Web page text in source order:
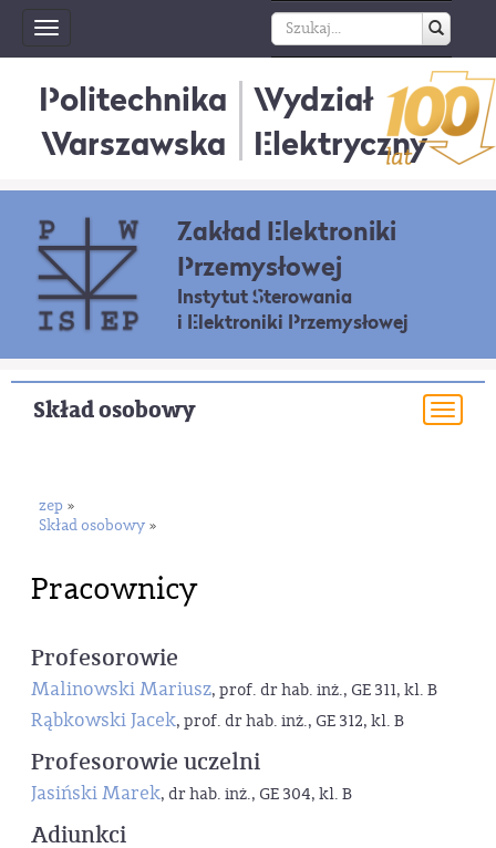
Toggle
navigation
Politechnika
Warszawska
Wydział
Elektryczny
Zakład Elektroniki
Przemysłowej
Instytut Sterowania
i Elektroniki Przemysłowej
Skład osobowy
zep »
Skład osobowy »
Pracownicy
Profesorowie
Malinowski Mariusz, prof. dr hab. inż., GE 311, kl. B
Rąbkowski Jacek, prof. dr hab. inż., GE 312, kl. B
Profesorowie uczelni
Jasiński Marek, dr hab. inż., GE 304, kl. B
Adiunkci